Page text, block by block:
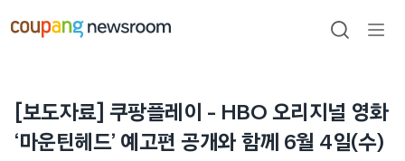
건너뛰기
검색
[보도자료] 쿠팡플레이 – HBO 오리지널 영화
‘마운틴헤드’ 예고편 공개와 함께 6월 4일(수)